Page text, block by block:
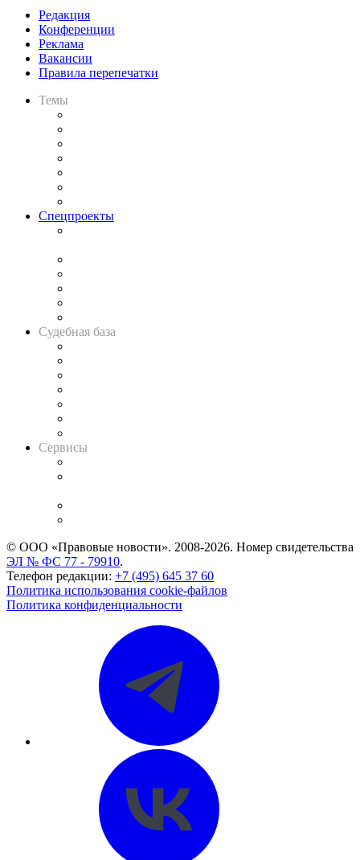
Редакция
Конференции
Реклама
Вакансии
Правила перепечатки
Темы
Спецпроекты
Судебная база
Сервисы
© ООО «Правовые новости». 2008-2026. Номер свидетельства
ЭЛ № ФС 77 - 79910.
Телефон редакции: +7 (495) 645 37 60
Политика использования cookie-файлов
Политика конфиденциальности